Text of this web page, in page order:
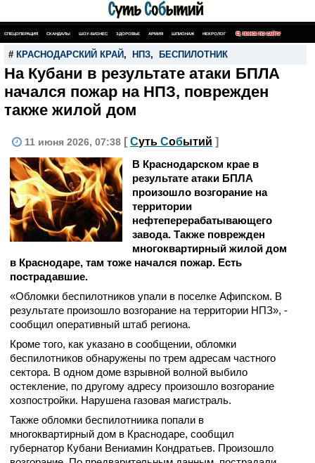
СПЕЦОПЕРАЦИЯ СКАНДАЛЫ ШОУ-БИЗНЕС ЗДОРОВЬЕ АРМИЯ ШПИОНАЖ НЕКРОЛОГ ПОИСК ПО САЙТУ
# КРАСНОДАРСКИЙ КРАЙ , НПЗ, БЕСПИЛОТНИК
На Кубани в результате атаки БПЛА
начался пожар на НПЗ, поврежден
также жилой дом
11 июня 2026, 07:38 [ Суть Событий ]
В Краснодарском крае в
результате атаки БПЛА
произошло возгорание на
территории
нефтеперерабатывающего
завода. Также поврежден
многоквартирный жилой дом
в Краснодаре, там тоже начался пожар. Есть
пострадавшие.
«Обломки беспилотников упали в поселке Афипском. В
результате произошло возгорание на территории НПЗ», -
сообщил оперативный штаб региона.
Кроме того, как указано в сообщении, обломки
беспилотников обнаружены по трем адресам частного
сектора. В одном доме взрывной волной выбило
остекление, по другому адресу произошло возгорание
хозпостройки. Нарушена газовая магистраль.
Также обломки беспилотниика попали в
многоквартирный дом в Краснодаре, сообщил
губернатор Кубани Вениамин Кондратьев. Произошло